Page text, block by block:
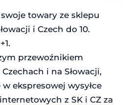
towary ze sklepu
i Czech do 10.
przewoźnikiem
i na Słowacji,
ekspresowej wysyłce
z SK i CZ za